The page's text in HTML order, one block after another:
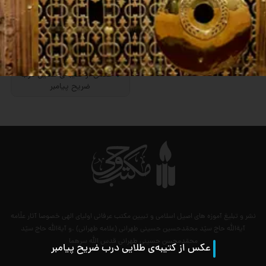
عکس از کتیبه‌ی طلایی درب
ضریح پیامبر
عکس از کتیبه‌ی طلایی درب ضریح پیامبر
نشر و تبلیغ آموزه های اصیل اسلامی و تبیین مکتب عرفانی اولیای الهی خصوصا آثار علّامه
آیةالله حاج سیّد محمّدحسین حسینی طهرانی (علامه طهرانی) .و آیةالله حاج سیّد
محمّدمحسن حسینی طهرانی قدس الله سرهما